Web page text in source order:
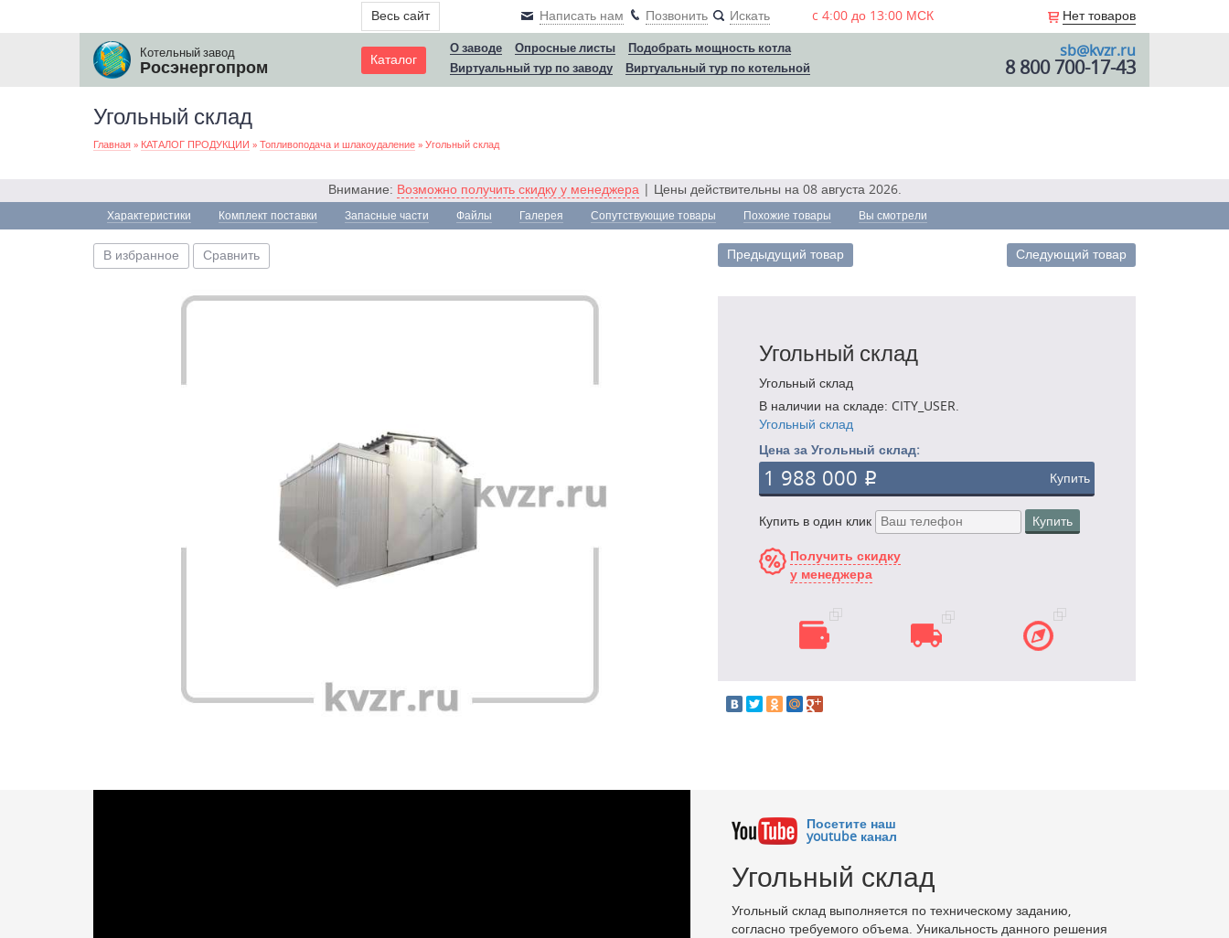
Весь сайт Написать нам Позвонить Искать c 4:00 до 13:00 МСК Нет товаров
Котельный завод
Росэнергопром Каталог
О заводе Опросные листы
Подобрать мощность котла
Виртуальный тур по заводу
Виртуальный тур по котельной
sb@kvzr.ru
8 800 700-17-43
Угольный склад
Главная » КАТАЛОГ ПРОДУКЦИИ » Топливоподача и шлакоудаление » Угольный склад
Внимание: Возможно получить скидку у менеджера| Цены действительны на 08 августа 2026.
Характеристики Комплект поставки Запасные части Файлы Галерея Сопутствующие товары Похожие товары Вы смотрели
В избранное Сравнить Предыдущий товар Следующий товар
Угольный склад
Угольный склад
В наличии на складе: CITY_USER.
Угольный склад
Цена за Угольный склад:
1 988 000 p Купить
Купить в один клик Купить
Получить скидку
у менеджера
Посетите наш
youtube канал
Угольный склад
Угольный склад выполняется по техническому заданию,
согласно требуемого объема. Уникальность данного решения